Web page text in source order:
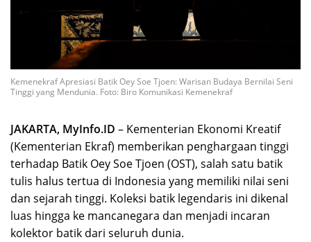
Kemenekraf Apresiasi Batik Oey Soe Tjoen: Warisan Budaya Bernilai Seni
Tinggi yang Mendunia. Foto: Biro Komunikasi Kemenekraf
JAKARTA, MyInfo.ID – Kementerian Ekonomi Kreatif
(Kementerian Ekraf) memberikan penghargaan tinggi
terhadap Batik Oey Soe Tjoen (OST), salah satu batik
tulis halus tertua di Indonesia yang memiliki nilai seni
dan sejarah tinggi. Koleksi batik legendaris ini dikenal
luas hingga ke mancanegara dan menjadi incaran
kolektor batik dari seluruh dunia.